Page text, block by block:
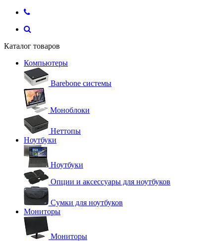
Каталог товаров
Компьютеры
Barebone системы
Моноблоки
Неттопы
Ноутбуки
Ноутбуки
Опции и аксессуары для ноутбуков
Сумки для ноутбуков
Мониторы
Мониторы